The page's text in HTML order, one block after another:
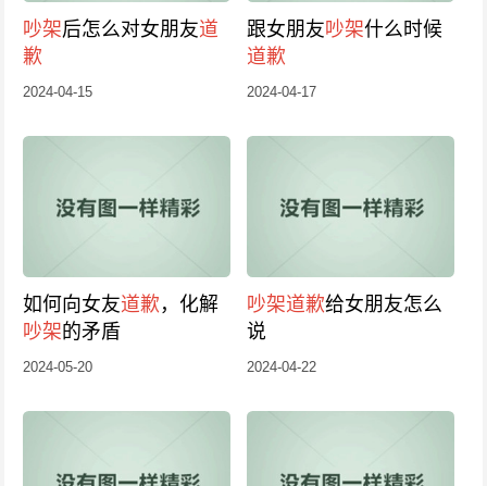
吵架后怎么对女朋友道
歉
2024-04-15
跟女朋友吵架什么时候
道歉
2024-04-17
如何向女友道歉 ，化解
吵架的矛盾
2024-05-20
吵架道歉给女朋友怎么
说
2024-04-22